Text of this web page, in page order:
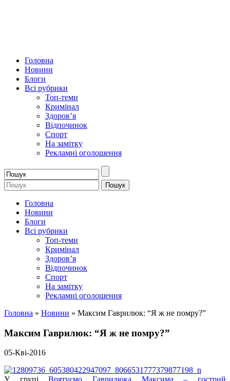
Головна
Новини
Блоги
Всі рубрики
Топ-теми
Кримінал
Здоров’я
Відпочинок
Спорт
На замітку
Рекламні оголошення
Головна
Новини
Блоги
Всі рубрики
Топ-теми
Кримінал
Здоров’я
Відпочинок
Спорт
На замітку
Рекламні оголошення
Головна » Новини » Максим Гаврилюк: “Я ж не помру?”
Максим Гаврилюк: “Я ж не помру?”
05-Кві-2016